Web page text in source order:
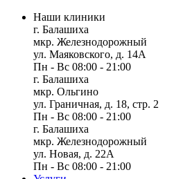
Наши клиники
г. Балашиха
мкр. Железнодорожный
ул. Маяковского, д. 14А
Пн - Вс 08:00 - 21:00
г. Балашиха
мкр. Ольгино
ул. Граничная, д. 18, стр. 2
Пн - Вс 08:00 - 21:00
г. Балашиха
мкр. Железнодорожный
ул. Новая, д. 22А
Пн - Вс 08:00 - 21:00